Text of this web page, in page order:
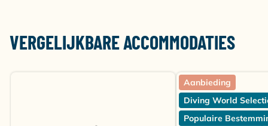
VERGELIJKBARE ACCOMMODATIES
Aanbieding
Diving World
Populaire